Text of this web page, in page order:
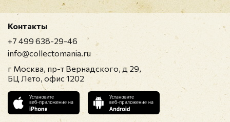
Контакты
+7 499 638-29-46
info@collectomania.ru
г Москва, пр-т Вернадского, д 29,
БЦ Лето, офис 1202